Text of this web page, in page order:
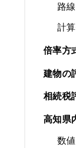
路
計
倍率方
建物の
相続税
高知県
数